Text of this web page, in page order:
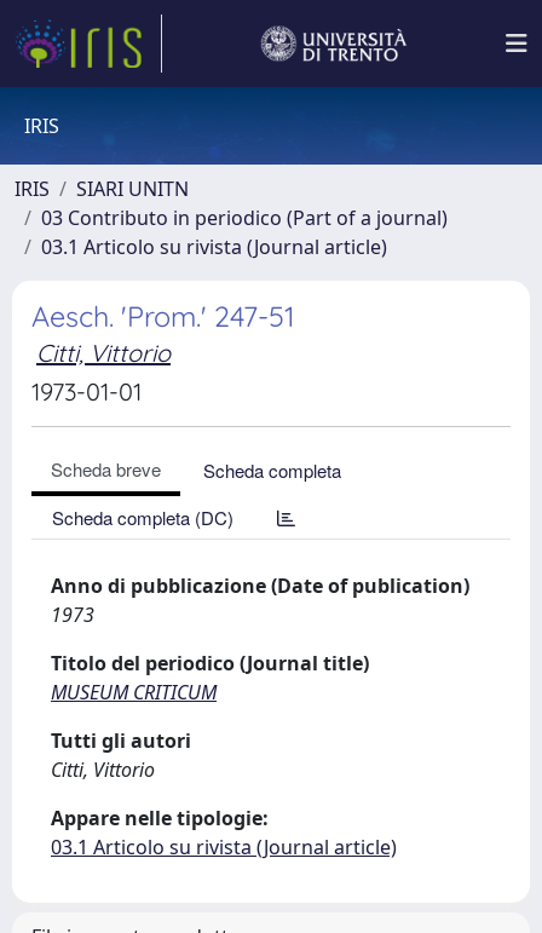
IRIS
IRIS
SIARI UNITN
03 Contributo in periodico (Part of a journal)
03.1 Articolo su rivista (Journal article)
Aesch. 'Prom.' 247-51
Citti, Vittorio
1973-01-01
Scheda breve
Scheda completa
Scheda completa (DC)
Anno di pubblicazione (Date of publication)
1973
Titolo del periodico (Journal title)
MUSEUM CRITICUM
Tutti gli autori
Citti, Vittorio
Appare nelle tipologie:
03.1 Articolo su rivista (Journal article)